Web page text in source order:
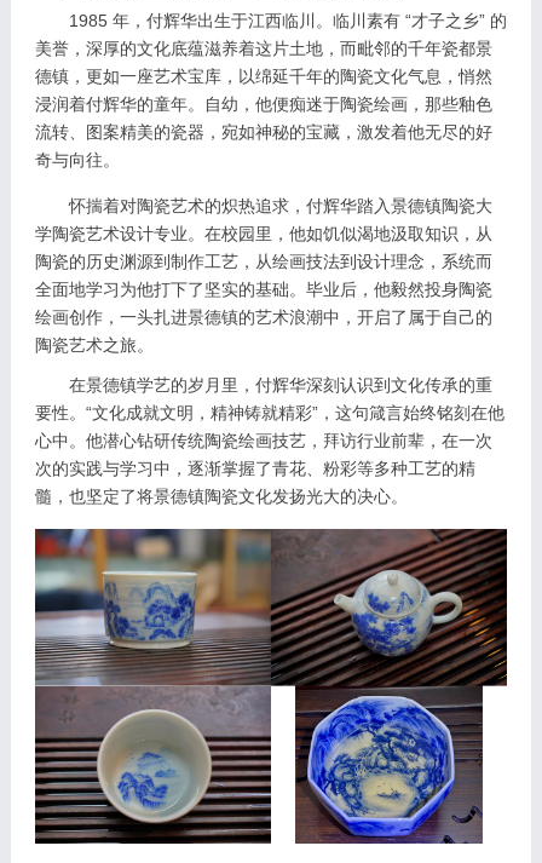
1985 年，付辉华出生于江西临川。临川素有 “才子之乡” 的
美誉，深厚的文化底蕴滋养着这片土地，而毗邻的千年瓷都景
德镇，更如一座艺术宝库，以绵延千年的陶瓷文化气息，悄然
浸润着付辉华的童年。自幼，他便痴迷于陶瓷绘画，那些釉色
流转、图案精美的瓷器，宛如神秘的宝藏，激发着他无尽的好
奇与向往。
怀揣着对陶瓷艺术的炽热追求，付辉华踏入景德镇陶瓷大
学陶瓷艺术设计专业。在校园里，他如饥似渴地汲取知识，从
陶瓷的历史渊源到制作工艺，从绘画技法到设计理念，系统而
全面地学习为他打下了坚实的基础。毕业后，他毅然投身陶瓷
绘画创作，一头扎进景德镇的艺术浪潮中，开启了属于自己的
陶瓷艺术之旅。
在景德镇学艺的岁月里，付辉华深刻认识到文化传承的重
要性。“文化成就文明，精神铸就精彩”，这句箴言始终铭刻在他
心中。他潜心钻研传统陶瓷绘画技艺，拜访行业前辈，在一次
次的实践与学习中，逐渐掌握了青花、粉彩等多种工艺的精
髓，也坚定了将景德镇陶瓷文化发扬光大的决心。